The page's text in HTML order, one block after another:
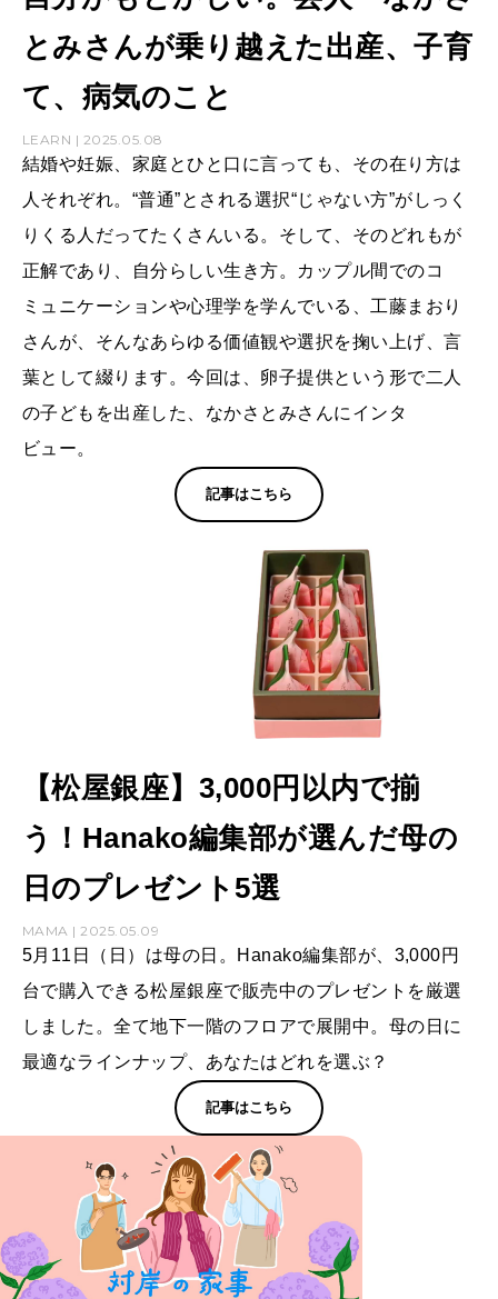
とみさんが乗り越えた出産、子育
て、病気のこと
LEARN | 2025.05.08
結婚や妊娠、家庭とひと口に言っても、その在り方は
人それぞれ。“普通”とされる選択“じゃない方”がしっく
りくる人だってたくさんいる。そして、そのどれもが
正解であり、自分らしい生き方。カップル間でのコ
ミュニケーションや心理学を学んでいる、工藤まおり
さんが、そんなあらゆる価値観や選択を掬い上げ、言
葉として綴ります。今回は、卵子提供という形で二人
の子どもを出産した、なかさとみさんにインタ
ビュー。
記事はこちら
【松屋銀座】3,000円以内で揃
う！Hanako編集部が選んだ母の
日のプレゼント5選
MAMA | 2025.05.09
5月11日（日）は母の日。Hanako編集部が、3,000円
台で購入できる松屋銀座で販売中のプレゼントを厳選
しました。全て地下一階のフロアで展開中。母の日に
最適なラインナップ、あなたはどれを選ぶ？
記事はこちら